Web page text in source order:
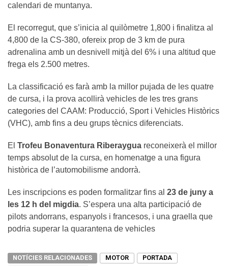
calendari de muntanya.
El recorregut, que s’inicia al quilòmetre 1,800 i finalitza al
4,800 de la CS-380, ofereix prop de 3 km de pura
adrenalina amb un desnivell mitjà del 6% i una altitud que
frega els 2.500 metres.
La classificació es farà amb la millor pujada de les quatre
de cursa, i la prova acollirà vehicles de les tres grans
categories del CAAM: Producció, Sport i Vehicles Històrics
(VHC), amb fins a deu grups tècnics diferenciats.
El Trofeu Bonaventura Riberaygua reconeixerà el millor
temps absolut de la cursa, en homenatge a una figura
històrica de l’automobilisme andorrà.
Les inscripcions es poden formalitzar fins al 23 de juny a
les 12 h del migdia. S’espera una alta participació de
pilots andorrans, espanyols i francesos, i una graella que
podria superar la quarantena de vehicles
NOTÍCIES RELACIONADES MOTOR
PORTADA